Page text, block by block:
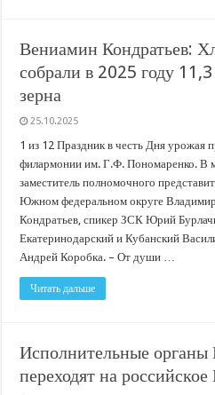
Вениамин Кондратьев:
собрали в 2025 году
зерна
25.10.2025
1 из 12 Праздник в честь Дня урожая
филармонии им. Г.Ф. Пономаренко. В
заместитель полномочного
Южном федеральном округе
Кондратьев, спикер ЗСК Юрий
Екатеринодарский и Кубанский
Андрей Коробка. – От души …
Читать дальше
Исполнительные органы
переходят на